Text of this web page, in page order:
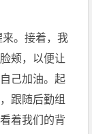
。接着，我
颊，以便让
己加油。起
跟随后勤组
着我们的背